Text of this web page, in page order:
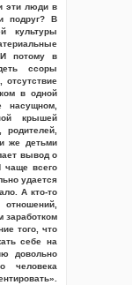
эти люди в
подруг? В
культуры
И потому в
ссоры
отсутствие
в одной
насущном,
крышей
же детьми
вывод о
чаще всего
удается
А кто-то
заработком
того, что
себе на
довольно
человека